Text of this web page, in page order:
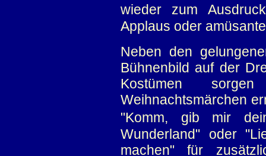
wieder zum
Applaus oder
Neben den
Bühnenbild auf der
Kostümen
Weihnachtsmärchen
"Komm, gib mir
Wunderland" oder
machen" für